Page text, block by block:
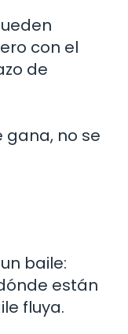
con el
de
gana, no se
baile:
están
fluya.